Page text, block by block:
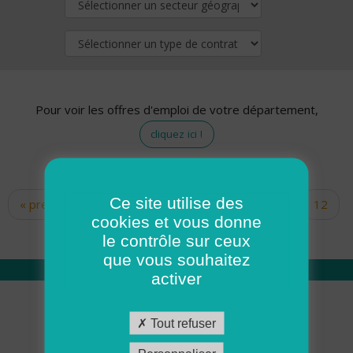
Pour voir les offres d'emploi de votre département,
cliquez ici !
Pages
« premier ‹ précédent … 10
12
14 15 16 17
Qui sommes nous
Académie ADMR
Ce site utilise des
cookies et vous donne
le contrôle sur ceux
que vous souhaitez
activer
Tout refuser